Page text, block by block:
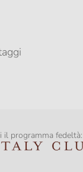
il programma fedeltà: